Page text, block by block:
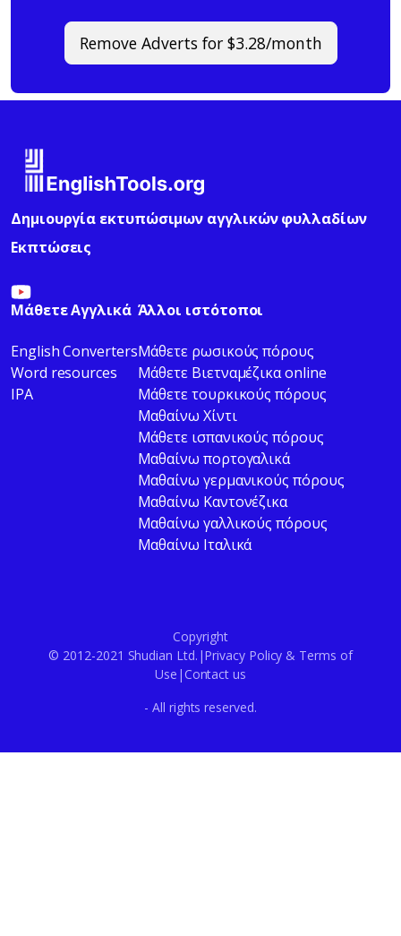
Remove Adverts for $3.28/month
Δημιουργία εκτυπώσιμων αγγλικών φυλλαδίων
Εκπτώσεις
Μάθετε Αγγλικά
English Converters
Word resources
IPA
Άλλοι ιστότοποι
Μάθετε ρωσικούς πόρους
Μάθετε Βιετναμέζικα online
Μάθετε τουρκικούς πόρους
Μαθαίνω Χίντι
Μάθετε ισπανικούς πόρους
Μαθαίνω πορτογαλικά
Μαθαίνω γερμανικούς πόρους
Μαθαίνω Καντονέζικα
Μαθαίνω γαλλικούς πόρους
Μαθαίνω Ιταλικά
Copyright
© 2012-2021 Shudian Ltd.|Privacy Policy & Terms of
Use | Contact us
- All rights reserved.